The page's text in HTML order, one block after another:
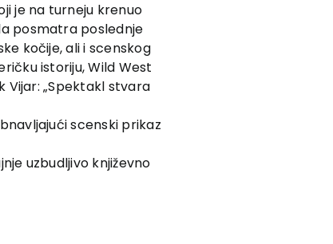
je na turneju krenuo
posmatra poslednje
kočije, ali i scenskog
istoriju, Wild West
Vijar: „Spektakl stvara
scenski prikaz
uzbudljivo književno